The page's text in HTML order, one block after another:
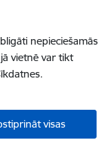
nepieciešamās
vietnē var tikt
visas